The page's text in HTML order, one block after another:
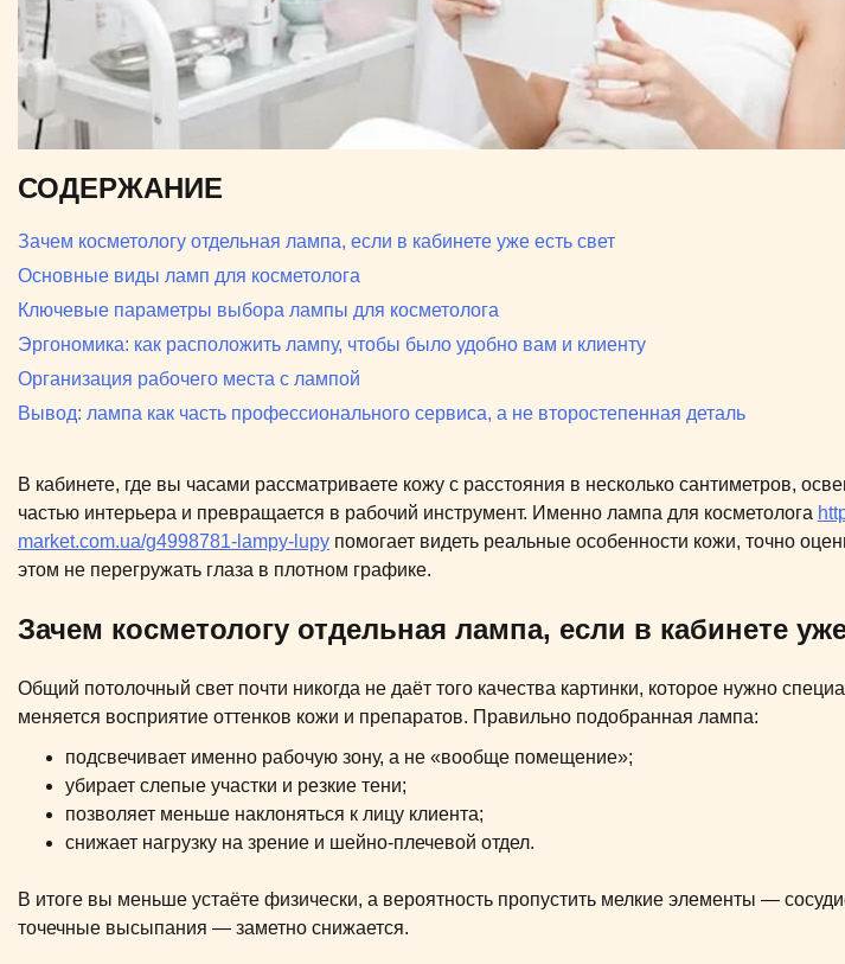
СОДЕРЖАНИЕ
Зачем косметологу отдельная лампа, если в кабинете уже есть свет
Основные виды ламп для косметолога
Ключевые параметры выбора лампы для косметолога
Эргономика: как расположить лампу, чтобы было удобно вам и клиенту
Организация рабочего места с лампой
Вывод: лампа как часть профессионального сервиса, а не второстепенная деталь
В кабинете, где вы часами рассматриваете кожу с расстояния в несколько сантиметров,
частью интерьера и превращается в рабочий инструмент. Именно лампа для косметолога
market.com.ua/g4998781-lampy-lupy помогает видеть реальные особенности кожи, точно
этом не перегружать глаза в плотном графике.
Зачем косметологу отдельная лампа, если в кабинете
Общий потолочный свет почти никогда не даёт того качества картинки, которое нужно
меняется восприятие оттенков кожи и препаратов. Правильно подобранная лампа:
подсвечивает именно рабочую зону, а не «вообще помещение»;
убирает слепые участки и резкие тени;
позволяет меньше наклоняться к лицу клиента;
снижает нагрузку на зрение и шейно-плечевой отдел.
В итоге вы меньше устаёте физически, а вероятность пропустить мелкие элементы —
точечные высыпания — заметно снижается.